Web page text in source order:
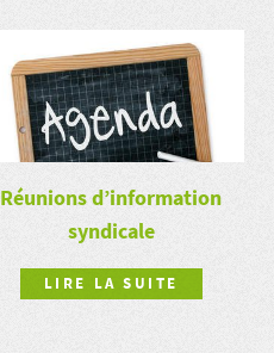
Réunions d’information
syndicale
LIRE LA SUITE